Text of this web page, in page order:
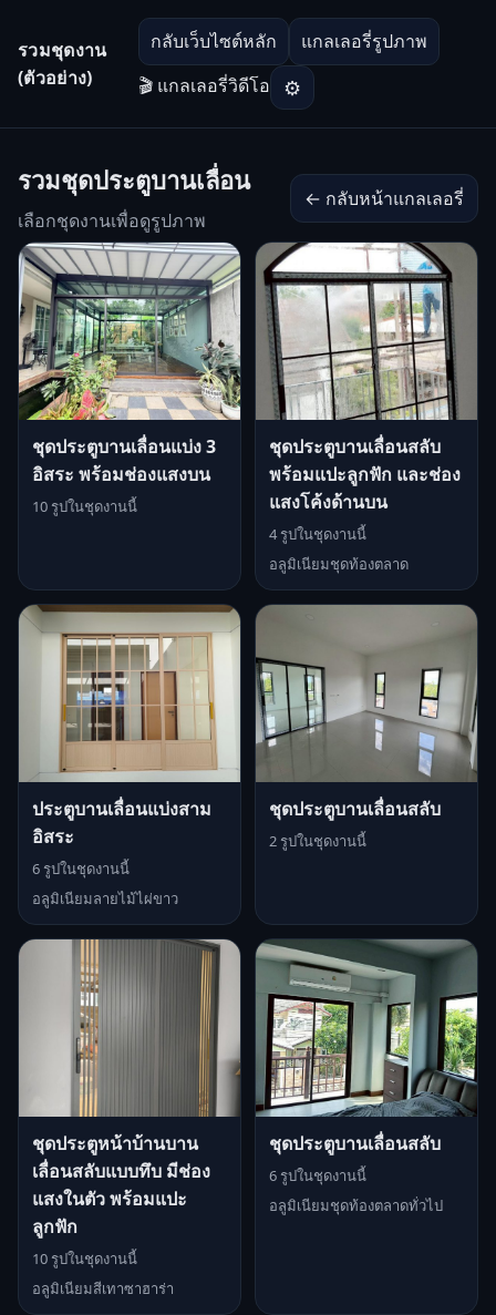
รวมชุดงาน
(ตัวอย่าง)
กลับเว็บไซต์หลัก
แกลเลอรี่รูปภาพ
🎬 แกลเลอรี่วิดีโอ
⚙
รวมชุดประตูบานเลื่อน
เลือกชุดงานเพื่อดูรูปภาพ
← กลับหน้าแกลเลอรี่
ชุดประตูบานเลื่อนแบ่ง 3
อิสระ พร้อมช่องแสงบน
10 รูปในชุดงานนี้
ชุดประตูบานเลื่อนสลับ
พร้อมแปะลูกฟัก และช่อง
แสงโค้งด้านบน
4 รูปในชุดงานนี้
อลูมิเนียมชุดท้องตลาด
ประตูบานเลื่อนแบ่งสาม
อิสระ
6 รูปในชุดงานนี้
อลูมิเนียมลายไม้ไผ่ขาว
ชุดประตูบานเลื่อนสลับ
2 รูปในชุดงานนี้
ชุดประตูหน้าบ้านบาน
เลื่อนสลับแบบทึบ มีช่อง
แสงในตัว พร้อมแปะ
ลูกฟัก
10 รูปในชุดงานนี้
อลูมิเนียมสีเทาซาฮาร่า
ชุดประตูบานเลื่อนสลับ
6 รูปในชุดงานนี้
อลูมิเนียมชุดท้องตลาดทั่วไป